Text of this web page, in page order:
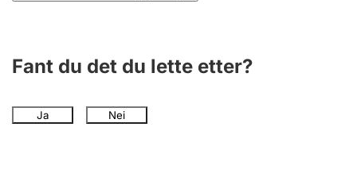
Fant du det du lette etter?
Ja Nei